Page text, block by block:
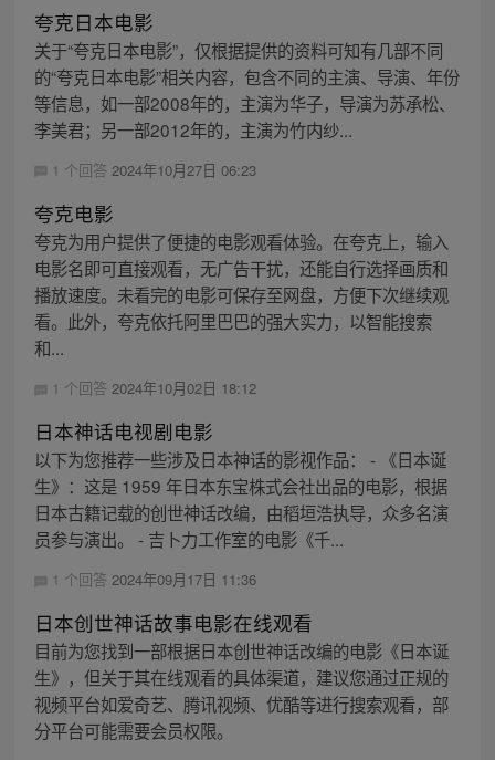
夸克日本电影
关于“夸克日本电影”，仅根据提供的资料可知有几部不同
的“夸克日本电影”相关内容，包含不同的主演、导演、年份
等信息，如一部2008年的，主演为华子，导演为苏承松、
李美君；另一部2012年的，主演为竹内纱...
1 个回答 2024年10月27日 06:23
夸克电影
夸克为用户提供了便捷的电影观看体验。在夸克上，输入
电影名即可直接观看，无广告干扰，还能自行选择画质和
播放速度。未看完的电影可保存至网盘，方便下次继续观
看。此外，夸克依托阿里巴巴的强大实力，以智能搜索
和...
1 个回答 2024年10月02日 18:12
日本神话电视剧电影
以下为您推荐一些涉及日本神话的影视作品： - 《日本诞
生》：这是 1959 年日本东宝株式会社出品的电影，根据
日本古籍记载的创世神话改编，由稻垣浩执导，众多名演
员参与演出。 - 吉卜力工作室的电影《千...
1 个回答 2024年09月17日 11:36
日本创世神话故事电影在线观看
目前为您找到一部根据日本创世神话改编的电影《日本诞
生》，但关于其在线观看的具体渠道，建议您通过正规的
视频平台如爱奇艺、腾讯视频、优酷等进行搜索观看，部
分平台可能需要会员权限。